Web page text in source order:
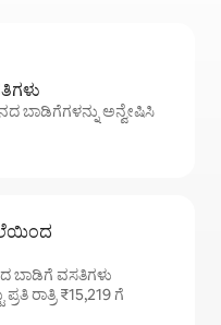
ಬಾಡಿಗೆಗಳನ್ನು ಅನ್ವೇಷಿಸಿ
ಬಾಡಿಗೆ ವಸತಿಗಳು
ರಾತ್ರಿ ₹15,219 ಗೆ